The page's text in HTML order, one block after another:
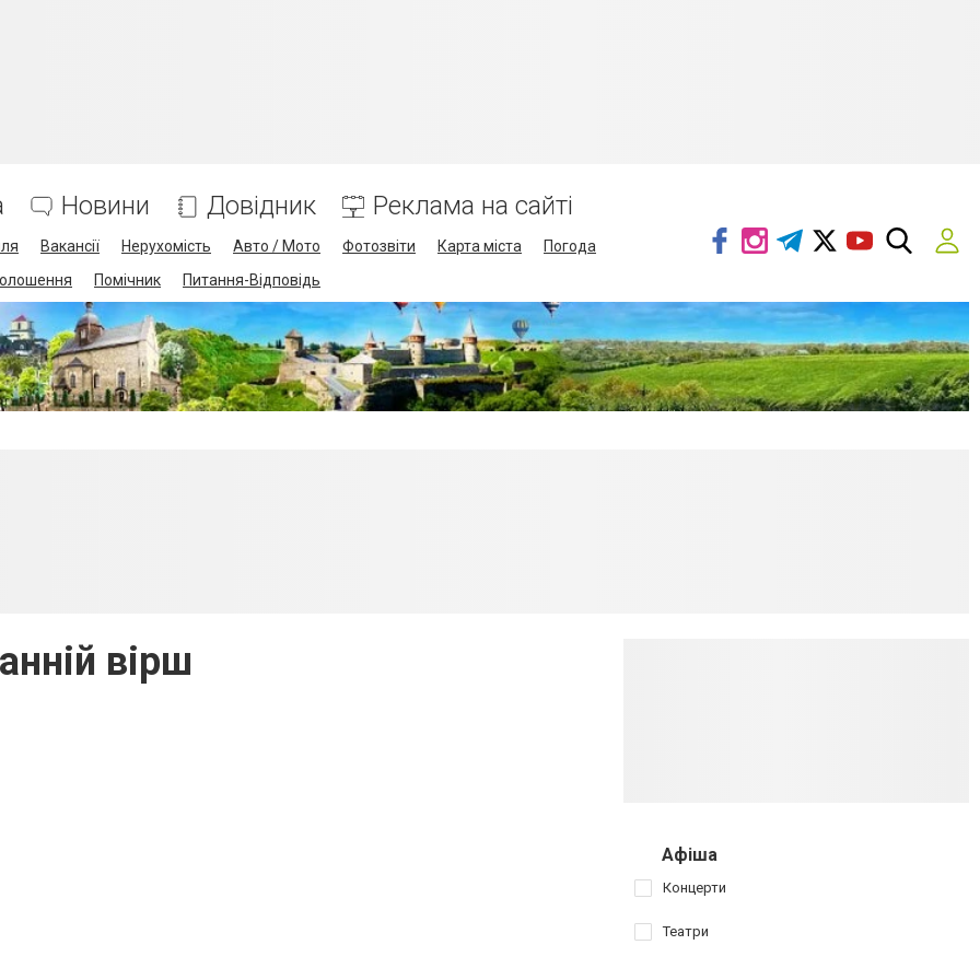
Новини Довідник Реклама на сайті
Вакансії Нерухомість Авто / Мото Фотозвіти Карта міста
Погода
Помічник Питання-Відповідь
вірш
Афіша
Концерти
Театри